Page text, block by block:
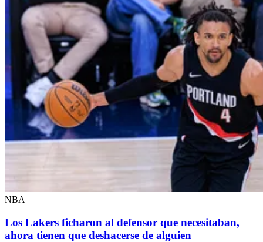
NBA
Los Lakers ficharon al defensor que necesitaban,
ahora tienen que deshacerse de alguien